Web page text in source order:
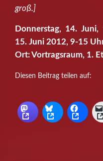
groß.]
Donnerstag, 14.
15. Juni 2012, 9-15
Ort: Vortragsraum, 1.
Diesen Beitrag teilen auf: